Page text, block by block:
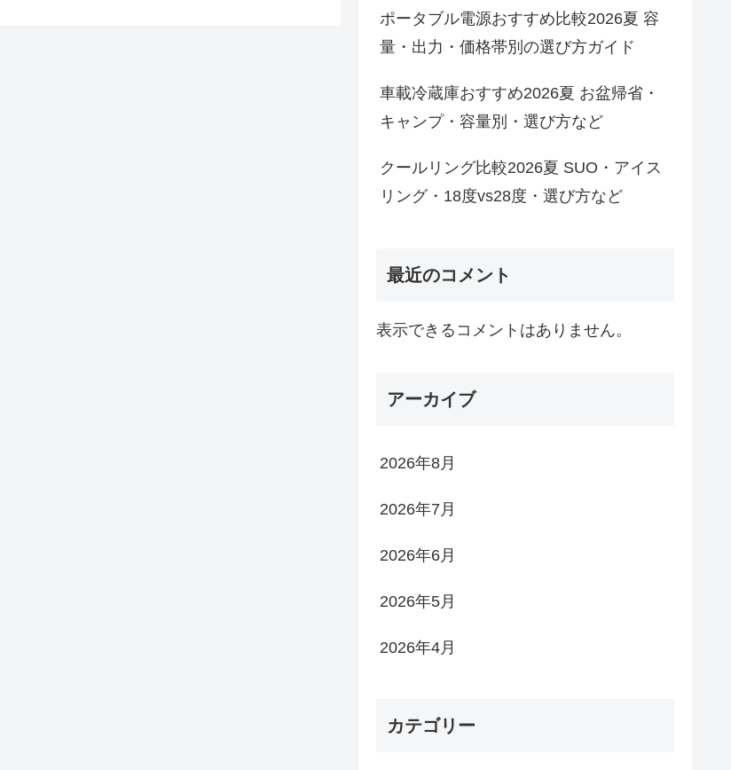
ポータブル電源おすすめ比較2026夏 容
量・出力・価格帯別の選び方ガイド
車載冷蔵庫おすすめ2026夏 お盆帰省・
キャンプ・容量別・選び方など
クールリング比較2026夏 SUO・アイス
リング・18度vs28度・選び方など
最近のコメント
表示できるコメントはありません。
アーカイブ
2026年8月
2026年7月
2026年6月
2026年5月
2026年4月
カテゴリー